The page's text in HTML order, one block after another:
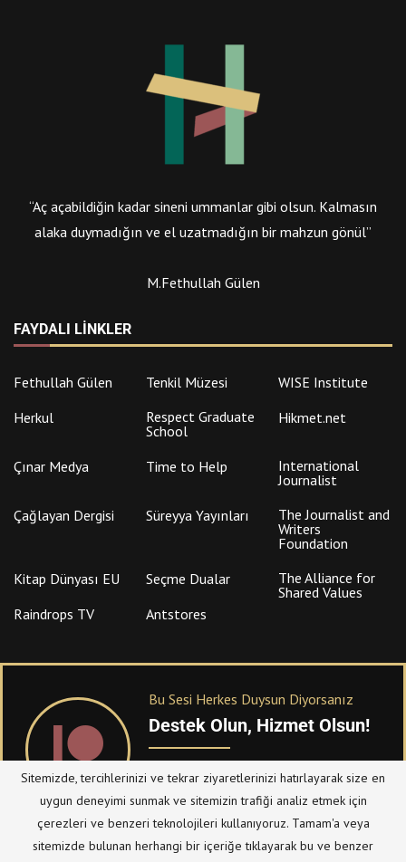
“Aç açabildiğin kadar sineni ummanlar gibi olsun. Kalmasın
alaka duymadığın ve el uzatmadığın bir mahzun gönül”
M.Fethullah Gülen
FAYDALI LINKLER
Fethullah Gülen Tenkil Müzesi
WISE Institute
Herkul
Respect Graduate
School
Hikmet.net
Çınar Medya Time to Help
International
Journalist
Çağlayan Dergisi
Süreyya Yayınları
The Journalist and
Writers
Foundation
Kitap Dünyası EU
Seçme Dualar
The Alliance for
Shared Values
Raindrops TV
Antstores
Bu Sesi Herkes Duysun Diyorsanız
Destek Olun, Hizmet Olsun!
PATREONüzerinden sitemize bağışta
bulanabilirsiniz.
Sitemizde, tercihlerinizi ve tekrar ziyaretlerinizi hatırlayarak size en
uygun deneyimi sunmak ve sitemizin trafiği analiz etmek için
çerezleri ve benzeri teknolojileri kullanıyoruz. Tamam'a veya
sitemizde bulunan herhangi bir içeriğe tıklayarak bu ve benzer